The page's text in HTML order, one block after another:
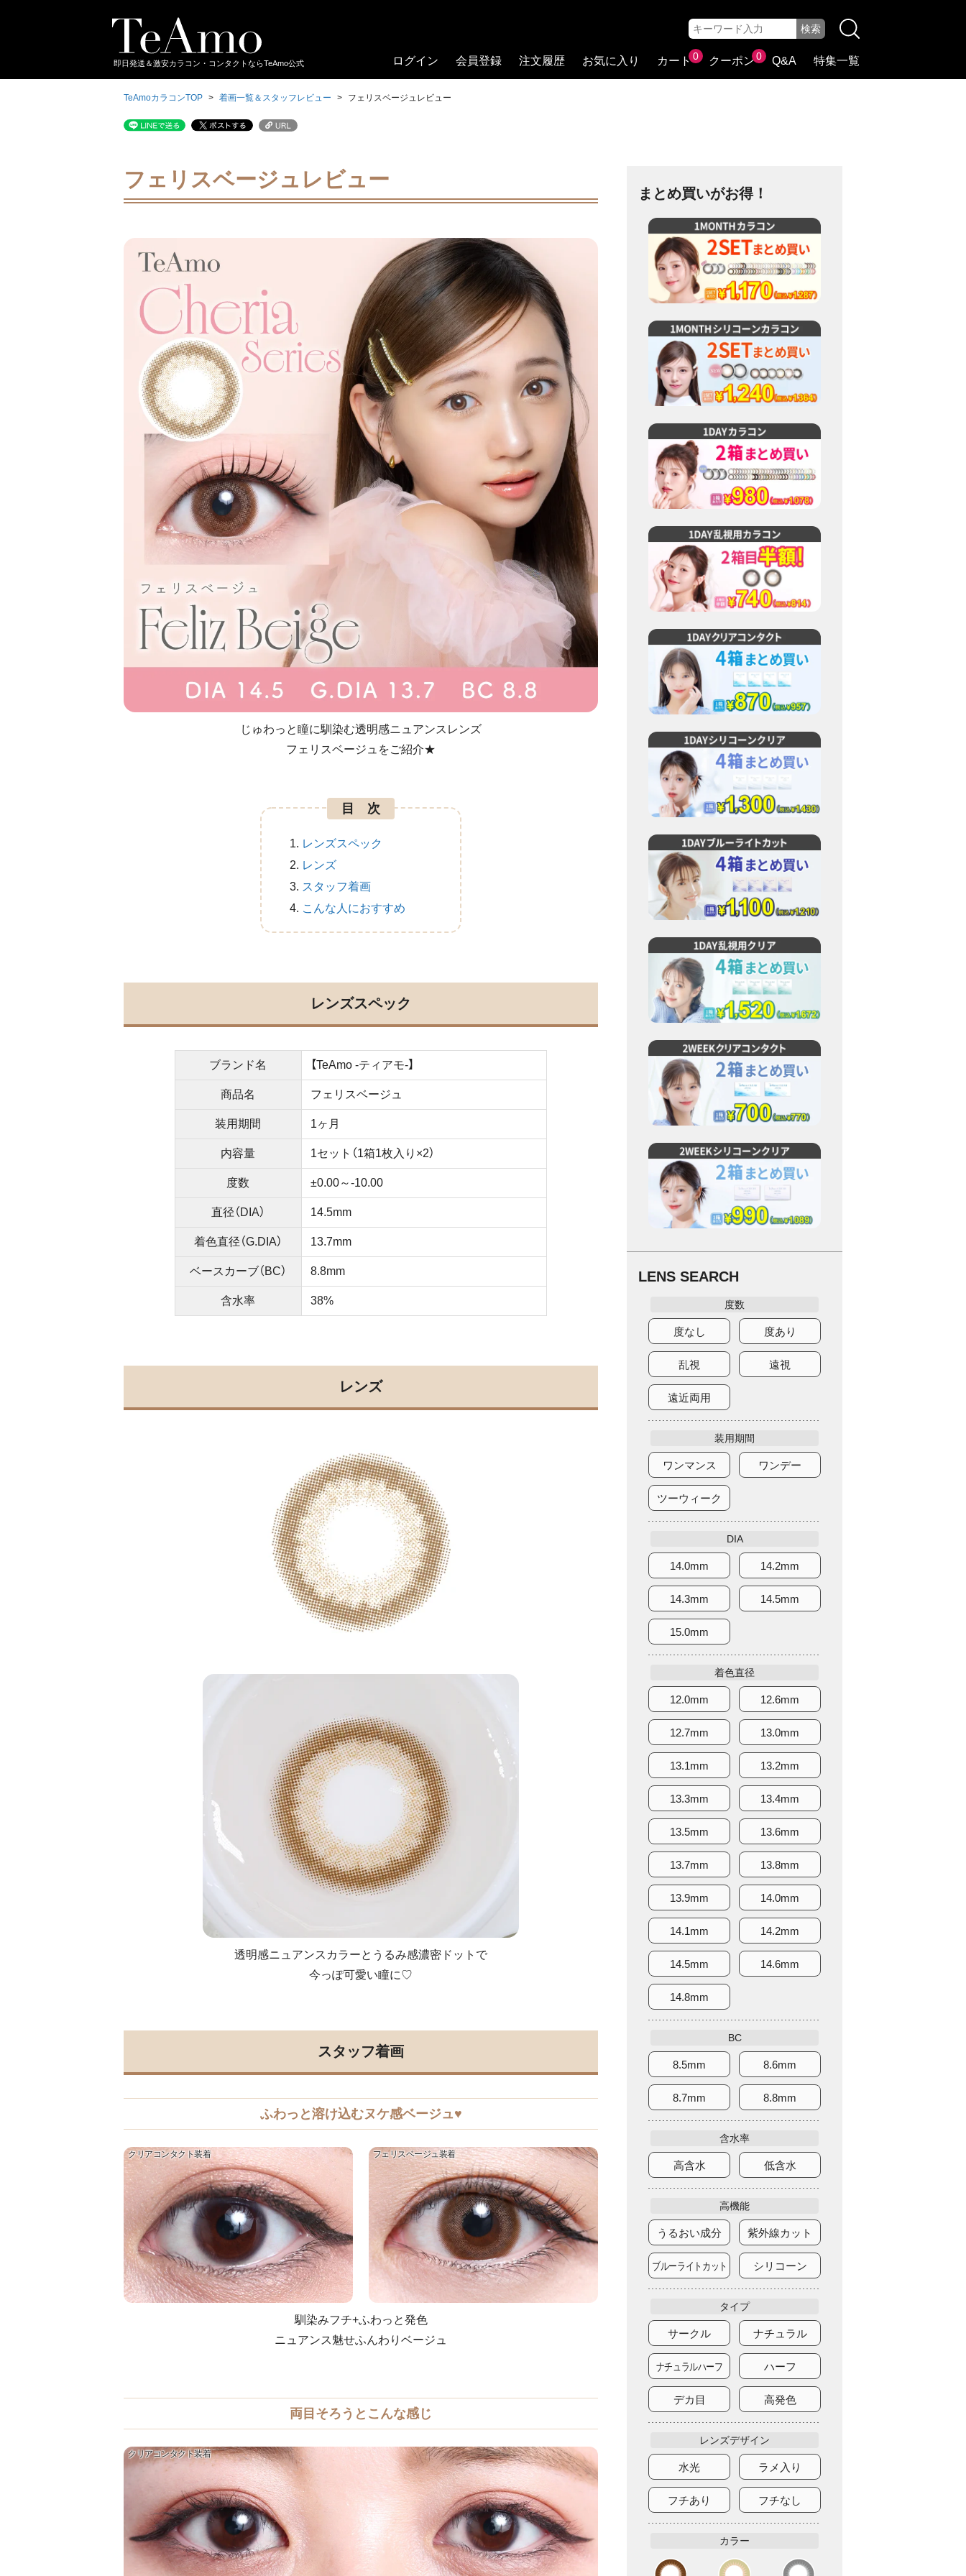
即日発送＆激安カラコン・コンタクトならTeAmo公式
TeAmoカラコンTOP 着画一覧＆スタッフレビュー フェリスベージュレビュー
フェリスベージュレビュー
じゅわっと瞳に馴染む透明感ニュアンスレンズ
フェリスベージュをご紹介★
目 次
レンズスペック
レンズ
スタッフ着画
こんな人におすすめ
レンズスペック
ブランド名 【TeAmo -ティアモ-】
商品名 フェリスベージュ
装用期間 1ヶ月
内容量 1セット（1箱1枚入り×2）
度数 ±0.00～-10.00
直径（DIA） 14.5mm
着色直径（G.DIA） 13.7mm
ベースカーブ（BC） 8.8mm
含水率 38%
レンズ
透明感ニュアンスカラーとうるみ感濃密ドットで
今っぽ可愛い瞳に♡
スタッフ着画
ふわっと溶け込むヌケ感ベージュ♥
クリアコンタクト装着 フェリスベージュ装着
馴染みフチ+ふわっと発色
ニュアンス魅せふんわりベージュ
両目そろうとこんな感じ
クリアコンタクト装着
まとめ買いがお得！
LENS SEARCH
度数
度なし 度あり
乱視 遠視
遠近両用
装用期間
ワンマンス ワンデー
ツーウィーク
DIA
14.0mm 14.2mm
14.3mm 14.5mm
15.0mm
着色直径
12.0mm 12.6mm
12.7mm 13.0mm
13.1mm 13.2mm
13.3mm 13.4mm
13.5mm 13.6mm
13.7mm 13.8mm
13.9mm 14.0mm
14.1mm 14.2mm
14.5mm 14.6mm
14.8mm
BC
8.5mm 8.6mm
8.7mm 8.8mm
含水率
高含水 低含水
高機能
うるおい成分 紫外線カット
ブルーライトカット シリコーン
タイプ
サークル ナチュラル
ナチュラルハーフ ハーフ
デカ目 高発色
レンズデザイン
水光 ラメ入り
フチあり フチなし
カラー
ログイン 会員登録 注文履歴 お気に入り カート0 クーポン0 Q&A 特集一覧